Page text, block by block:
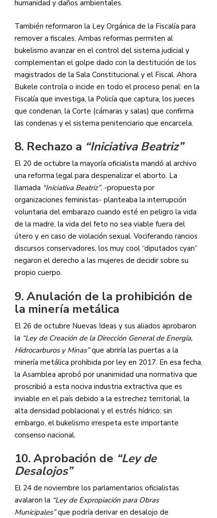
humanidad y daños ambientales.
También reformaron la Ley Orgánica de la Fiscalía para
remover a fiscales. Ambas reformas permiten al
bukelismo avanzar en el control del sistema judicial y
complementan el golpe dado con la destitución de los
magistrados de la Sala Constitucional y el Fiscal. Ahora
Bukele controla o incide en todo el proceso penal: en la
Fiscalía que investiga, la Policía que captura, los jueces
que condenan, la Corte (cámaras y salas) que confirma
las condenas y el sistema penitenciario que encarcela.
8. Rechazo a “Iniciativa Beatriz”
El 20 de octubre la mayoría oficialista mandó al archivo
una reforma legal para despenalizar el aborto. La
llamada “Iniciativa Beatriz”, -propuesta por
organizaciones feministas- planteaba la interrupción
voluntaria del embarazo cuando esté en peligro la vida
de la madre, la vida del feto no sea viable fuera del
útero y en caso de violación sexual. Vociferando rancios
discursos conservadores, los muy cool “diputados cyan”
negaron el derecho a las mujeres de decidir sobre su
propio cuerpo.
9. Anulación de la prohibición de
la minería metálica
El 26 de octubre Nuevas Ideas y sus aliados aprobaron
la “Ley de Creación de la Dirección General de Energía,
Hidrocarburos y Minas”que abriría las puertas a la
minería metálica prohibida por ley en 2017. En esa fecha,
la Asamblea aprobó por unanimidad una normativa que
proscribió a esta nociva industria extractiva que es
inviable en el país debido a la estrechez territorial, la
alta densidad poblacional y el estrés hídrico; sin
embargo, el bukelismo irrespeta este importante
consenso nacional.
10. Aprobación de “Ley de
Desalojos”
El 24 de noviembre los parlamentarios oficialistas
avalaron la “Ley de Expropiación para Obras
Municipales”que podría derivar en desalojo de